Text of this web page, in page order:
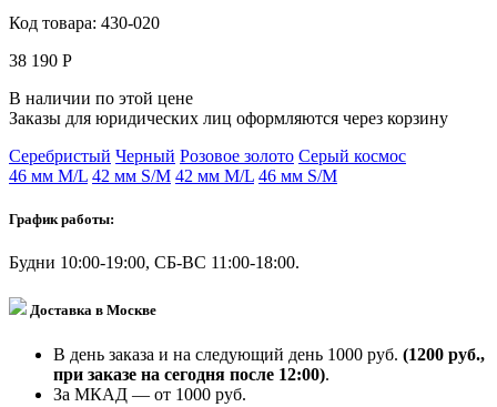
Код товара: 430-020
38 190 Р
В наличии по этой цене
Заказы для юридических лиц оформляются через корзину
Серебристый Черный Розовое золото Серый космос
46 мм M/L 42 мм S/M 42 мм M/L 46 мм S/M
График работы:
Будни 10:00-19:00, СБ-ВС 11:00-18:00.
Доставка в Москве
В день заказа и на следующий день 1000 руб. (1200 руб.,
при заказе на сегодня после 12:00).
За МКАД — от 1000 руб.